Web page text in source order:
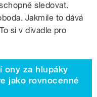
sledovat.
Jakmile to dává
si v divadle pro
ony za hlupáky
jako rovnocenné